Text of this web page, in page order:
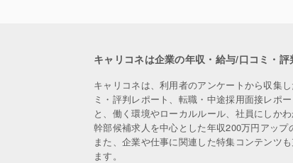
キャリコネは企業の年収・給与/口コミ・
キャリコネは、利用者のアンケートから収集
ミ・評判レポート、転職・中途採用面接レポ
と、働く環境やローカルルール、社員にしか
幹部候補求人を中心とした年収200万円アッ
また、企業や仕事に関連した特集コンテンツ
ます。